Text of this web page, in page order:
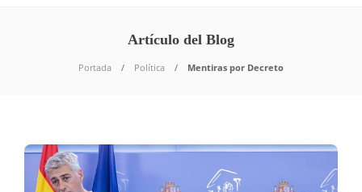
Artículo del Blog
Portada Política Mentiras por Decreto